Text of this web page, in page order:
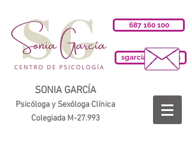
687 160 100
sgarciab@cop.es
SONIA GARCÍA
Psicóloga y Sexóloga Clínica
Colegiada M-27.993